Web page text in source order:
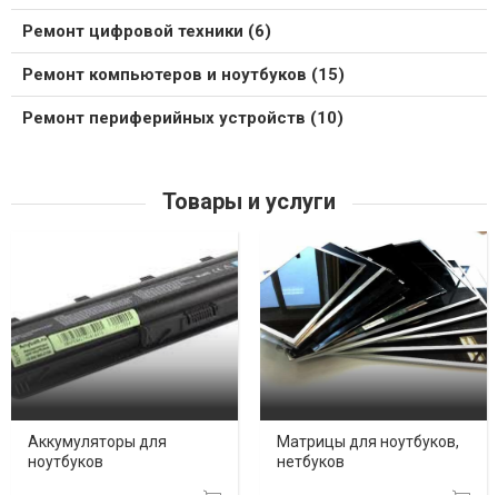
Ремонт цифровой техники (6)
Ремонт компьютеров и ноутбуков (15)
Ремонт периферийных устройств (10)
Товары и услуги
Аккумуляторы для
ноутбуков
Матрицы для ноутбуков,
нетбуков